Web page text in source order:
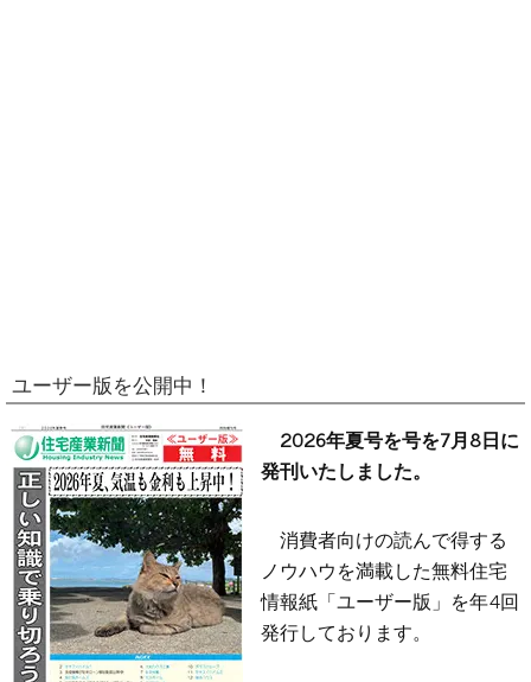
ユーザー版を公開中！
2026年夏号を号を7月8日に
発刊いたしました。
消費者向けの読んで得する
ノウハウを満載した無料住宅
情報紙「ユーザー版」を年4回
発行しております。